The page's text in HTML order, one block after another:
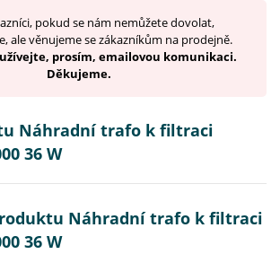
pokud se nám nemůžete dovolat,
ale věnujeme se zákazníkům na prodejně.
prosím, emailovou komunikaci.
Děkujeme.
Náhradní trafo k filtraci
36 W
Náhradní trafo k filtraci
36 W